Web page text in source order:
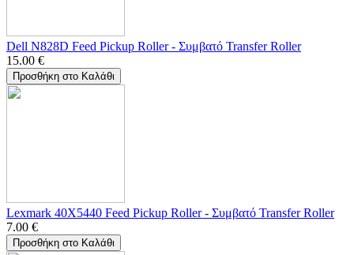
Dell N828D Feed Pickup Roller - Συμβατό Transfer Roller
15.00 €
Προσθήκη στο Καλάθι
Lexmark 40Χ5440 Feed Pickup Roller - Συμβατό Transfer Roller
7.00 €
Προσθήκη στο Καλάθι